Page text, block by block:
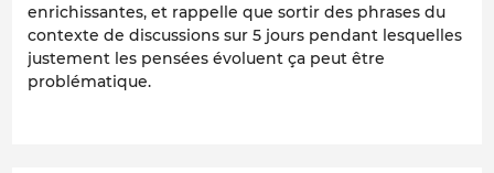
enrichissantes, et rappelle que sortir des phrases du
contexte de discussions sur 5 jours pendant lesquelles
justement les pensées évoluent ça peut être
problématique.